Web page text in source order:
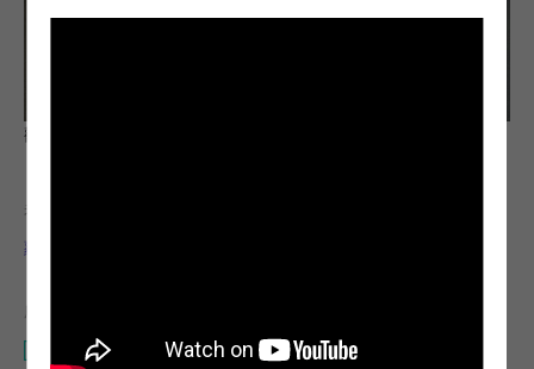
觀察與學習
老師
蘿莉·科爾曼-布朗
所需設備
馬特